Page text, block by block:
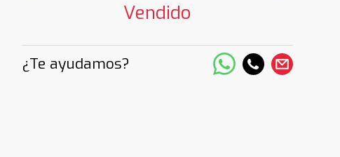
Vendido
¿Te ayudamos?